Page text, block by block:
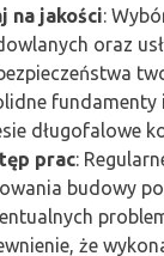
na jakości:
oraz
fundamenty
długofalowe
prac:
budowy
że